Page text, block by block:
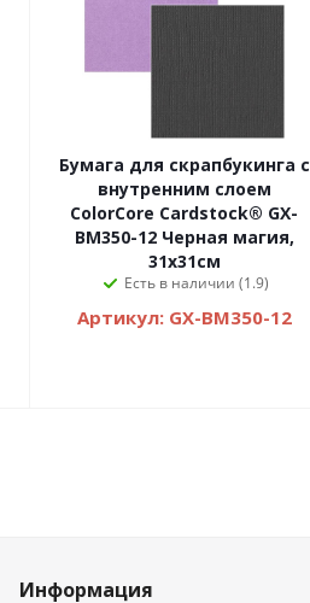
Бумага для скрапбукинга с
внутренним слоем
ColorCore Cardstock® GX-
BM350-12 Черная магия,
31х31см
Есть в наличии (1.9)
Артикул: GX-BM350-12
Информация